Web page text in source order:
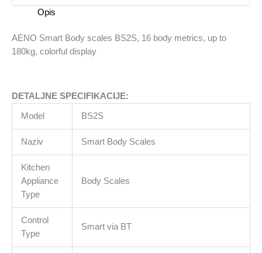
metrics,
to
180kg,
colorful
Opis
AENO Smart Body scales BS2S, 16 body metrics, up to
180kg, colorful display
DETALJNE SPECIFIKACIJE:
Model BS2S
Naziv Smart Body Scales
Kitchen
Appliance
Type
Body Scales
Control
Type
Smart via BT